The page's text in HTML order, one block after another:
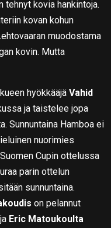
tehnyt kovia hankintoja.
kovan kohun
muodostama
kovin. Mutta
hyökkääjäVahid
ja taistelee jopa
Sunnuntaina Hamboa ei
nuorimies
Cupin ottelussa
parin ottelun
sunnuntaina.
on pelannut
Eric Matoukoulta